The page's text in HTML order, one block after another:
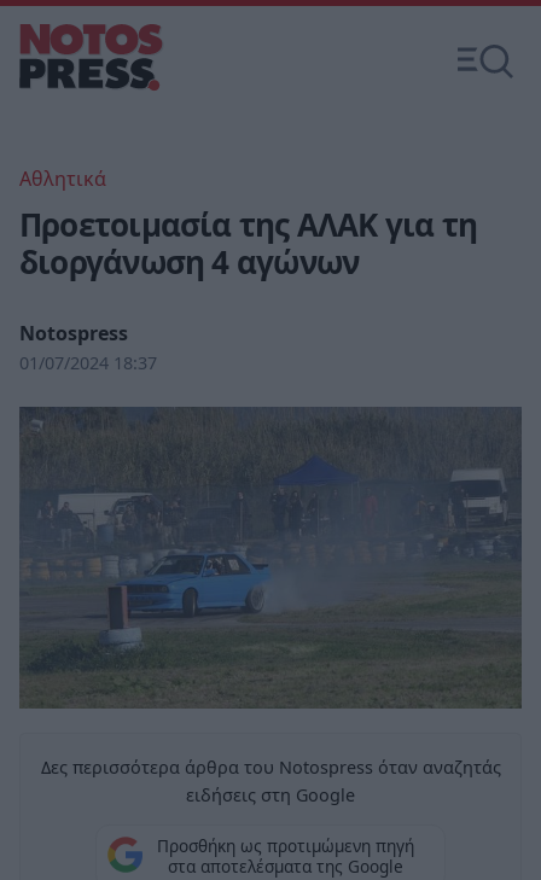
Αθλητικά
Προετοιμασία της ΑΛΑΚ για τη
διοργάνωση 4 αγώνων
Notospress
01/07/2024 18:37
Δες περισσότερα άρθρα του Notospress όταν αναζητάς
ειδήσεις στη Google
Προσθήκη ως προτιμώμενη πηγή
στα αποτελέσματα της Google